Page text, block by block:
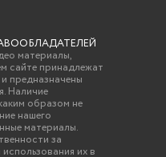
материалы,
сайте принадлежат
предназначены
Наличие
образом не
нашего
материалы.
за
их в